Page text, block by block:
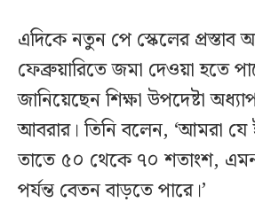
এদিকে নতুন পে স্কেলের প্রস্তাব
ফেব্রুয়ারিতে জমা দেওয়া হতে
জানিয়েছেন শিক্ষা উপদেষ্টা
আবরার। তিনি বলেন, ‘আমরা যে
তাতে ৫০ থেকে ৭০ শতাংশ,
পর্যন্ত বেতন বাড়তে পারে।’